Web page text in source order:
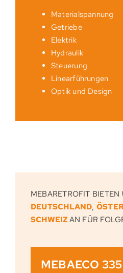
Materialspannung
Getriebe
Elektrik
Hydraulik
Steuerung
Linearführungen
Optik und Design
MEBARETROFIT BIETEN
DEUTSCHLAND,
SCHWEIZ AN FÜR
MEBAECO